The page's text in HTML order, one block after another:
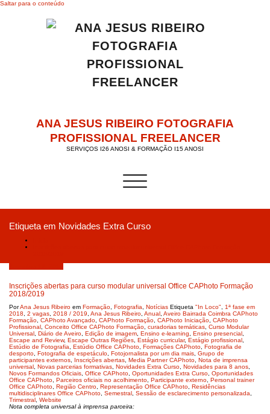
Saltar para o conteúdo
ANA JESUS RIBEIRO FOTOGRAFIA
PROFISSIONAL FREELANCER
SERVIÇOS I26 ANOSI & FORMAÇÃO I15 ANOSI
Alternar a navegação
Etiqueta em Novidades Extra Curso
Inscrições abertas para curso modular universal Office CAPhoto Formação
2018/2019
PorAna Jesus Ribeiro em Formação Fotografia Notícias Etiqueta "In Loco"
1ª fase em
2018
2 vagas 2018 / 2019 Ana Jesus Ribeiro Anual Aveiro Bairrada Coimbra CAPhoto
Formação CAPhoto Avançado CAPhoto Formação CAPhoto Iniciação CAPhoto
Profissional Conceito Office CAPhoto Formação curadorias temáticas Curso Modular
Universal Diário de Aveiro Edição de imagem Ensino e-learning Ensino presencial
Escape and Review, Escape Outras Regiões Estágio curricular, Estágio profissional
Estúdio de Fotografia
Estúdio Office CAPhoto Formações CAPhoto Fotografia de
desporto Fotografia de espetáculo Fotojornalista por um dia mais Grupo de
participantes externos
Inscrições abertas Media Partner CAPhoto Nota de imprensa
universal Novas parcerias formativas Novidades Extra Curso Novidades para 8 anos
Novos Formandos Oficiais Office CAPhoto Oportunidades Extra Curso Oportunidades
Office CAPhoto Parceiros oficiais no acolhimento Participante externo Personal trainer
Office CAPhoto Região Centro Representação Office CAPhoto Residências
multidisciplinares Office CAPhoto Semestral Sessão de esclarecimento personalizada
Trimestral Website
Nota completa universal à imprensa parceira: